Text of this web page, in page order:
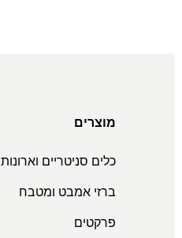
מוצרים
כלים סניטריים וארונות
ברזי אמבט ומטבח
פרקטים